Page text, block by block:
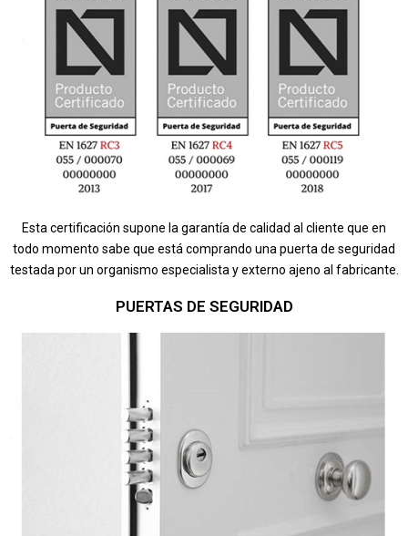
Esta certificación supone la garantía de calidad al cliente que en
todo momento sabe que está comprando una puerta de seguridad
testada por un organismo especialista y externo ajeno al fabricante.
PUERTAS DE SEGURIDAD